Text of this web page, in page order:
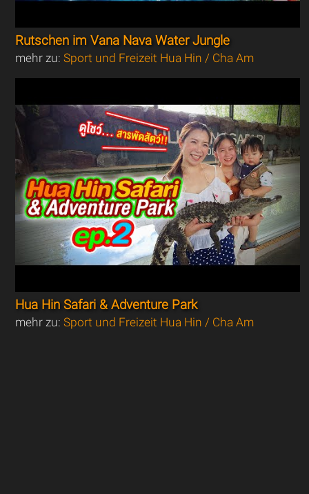
Rutschen im Vana Nava Water Jungle
mehr zu:Sport und Freizeit Hua Hin / Cha Am
Hua Hin Safari & Adventure Park
mehr zu:Sport und Freizeit Hua Hin / Cha Am